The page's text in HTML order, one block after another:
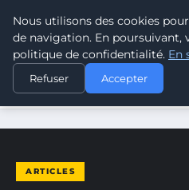
CLIMATE
ACCUEIL RESPONSABILITÉ
ARTICLES
Nous utilisons des cookies
de navigation. En poursuivant,
politique de confidentialité. En
Refuser Accepter